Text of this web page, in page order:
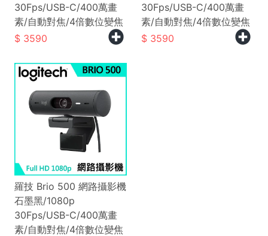
30Fps/USB-C/400萬畫
素/自動對焦/4倍數位變焦
3590
30Fps/USB-C/400萬畫
素/自動對焦/4倍數位變焦
3590
羅技 Brio 500 網路攝影機
石墨黑/1080p
30Fps/USB-C/400萬畫
素/自動對焦/4倍數位變焦